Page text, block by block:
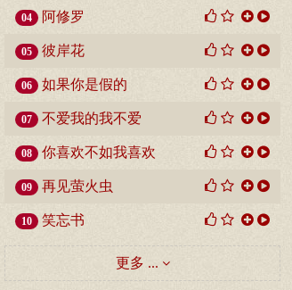
04 阿修罗
05 彼岸花
06 如果你是假的
07 不爱我的我不爱
08 你喜欢不如我喜欢
09 再见萤火虫
10 笑忘书
更多 ...